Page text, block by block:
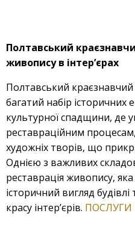
Полтавський
живопису в інтер’єрах
Полтавський краєзнавчий
багатий набір історичних
культурної спадщини, де
реставраційним
художніх творів, що
Однією з важливих
реставрація живопису,
історичний вигляд
красу інтер’єрів. ПОСЛУГИ